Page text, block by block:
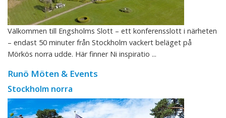
Välkommen till Engsholms Slott – ett konferensslott i närheten
– endast 50 minuter från Stockholm vackert beläget på
Mörkös norra udde. Här finner Ni inspiratio ...
Runö Möten & Events
Stockholm norra